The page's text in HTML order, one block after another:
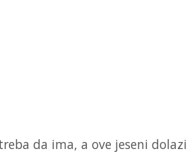
da ima, a ove jeseni dolazi